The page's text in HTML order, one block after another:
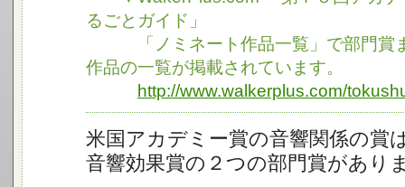
るごとガイド」
「ノミネート作品一覧」で部門賞
作品の一覧が掲載されています。
http://www.walkerplus.com/
米国アカデミー賞の音響関係の賞
音響効果賞の２つの部門賞があり